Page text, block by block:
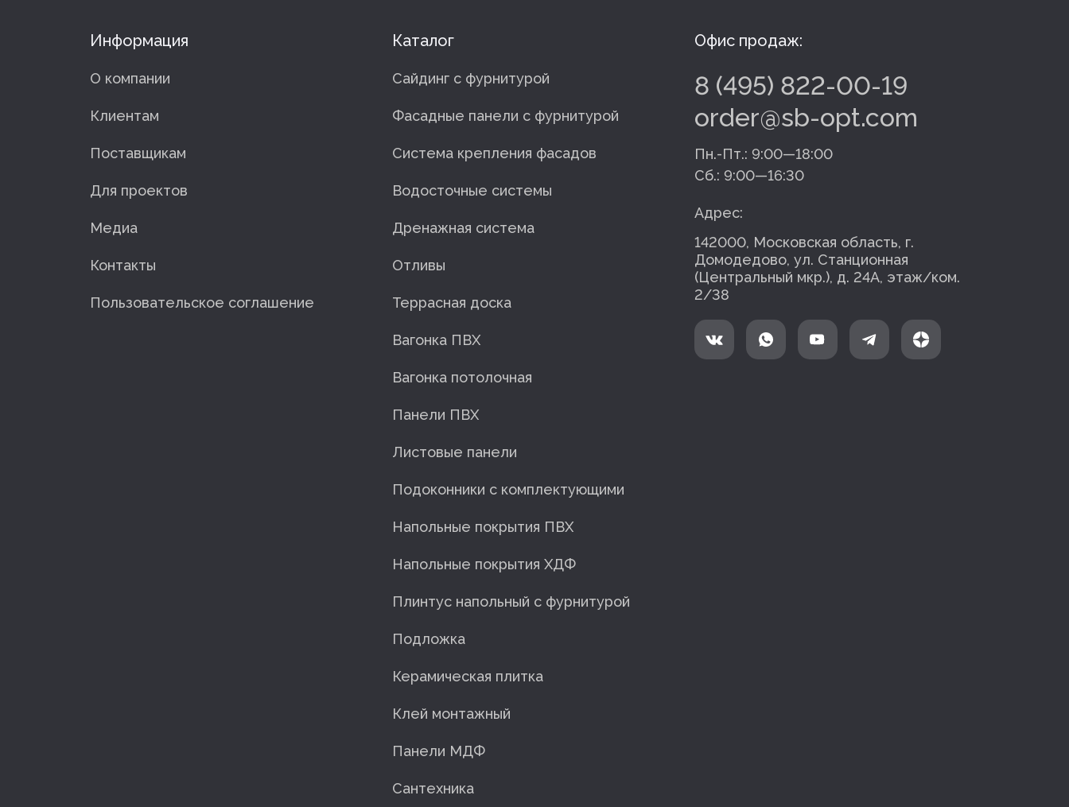
Информация
О компании
Клиентам
Поставщикам
Для проектов
Медиа
Контакты
Пользовательское соглашение
Каталог
Сайдинг с фурнитурой
Фасадные панели с фурнитурой
Система крепления фасадов
Водосточные системы
Дренажная система
Отливы
Террасная доска
Вагонка ПВХ
Вагонка потолочная
Панели ПВХ
Листовые панели
Подоконники с комплектующими
Напольные покрытия ПВХ
Напольные покрытия ХДФ
Плинтус напольный с фурнитурой
Подложка
Керамическая плитка
Клей монтажный
Панели МДФ
Сантехника
Офис продаж:
8 (495) 822-00-19
order@sb-opt.com
Пн.-Пт.: 9:00—18:00
Сб.: 9:00—16:30
Адрес:
142000, Московская область, г.
Домодедово, ул. Станционная
(Центральный мкр.), д. 24А, этаж/ком.
2/38